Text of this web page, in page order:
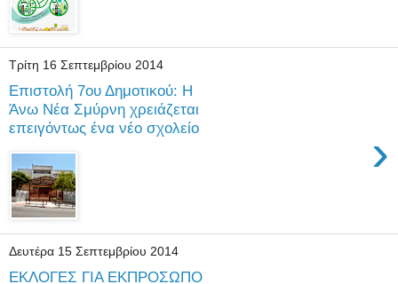
Τρίτη 16 Σεπτεμβρίου 2014
Επιστολή 7ου Δημοτικού: Η
Άνω Νέα Σμύρνη χρειάζεται
επειγόντως ένα νέο σχολείο
›
Δευτέρα 15 Σεπτεμβρίου 2014
ΕΚΛΟΓΕΣ ΓΙΑ ΕΚΠΡΟΣΩΠΟ